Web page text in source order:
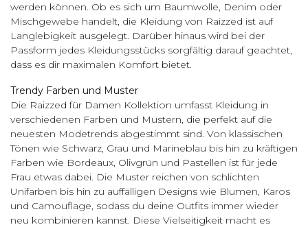
werden können. Ob es sich um Baumwolle, Denim oder
Mischgewebe handelt, die Kleidung von Raizzed ist auf
Langlebigkeit ausgelegt. Darüber hinaus wird bei der
Passform jedes Kleidungsstücks sorgfältig darauf geachtet,
dass es dir maximalen Komfort bietet.
Trendy Farben und Muster
Die Raizzed für Damen Kollektion umfasst Kleidung in
verschiedenen Farben und Mustern, die perfekt auf die
neuesten Modetrends abgestimmt sind. Von klassischen
Tönen wie Schwarz, Grau und Marineblau bis hin zu kräftigen
Farben wie Bordeaux, Olivgrün und Pastellen ist für jede
Frau etwas dabei. Die Muster reichen von schlichten
Unifarben bis hin zu auffälligen Designs wie Blumen, Karos
und Camouflage, sodass du deine Outfits immer wieder
neu kombinieren kannst. Diese Vielseitigkeit macht es